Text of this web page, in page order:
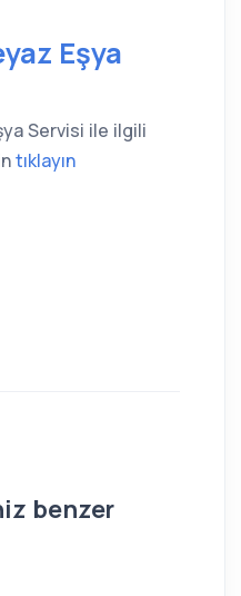
Eşya
Servisi ile ilgili
tıklayın
benzer